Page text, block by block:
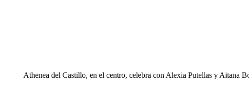
Athenea del Castillo, en el centro, celebra con Alexia Putellas y Aitana